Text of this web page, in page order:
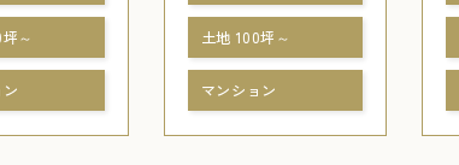
～ 土地 100坪～
マンション